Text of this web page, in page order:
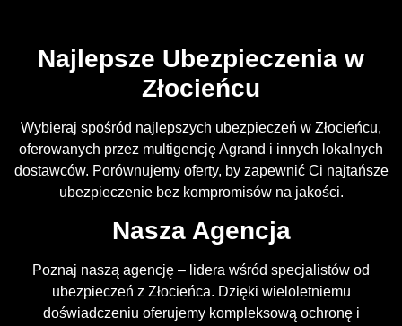
Najlepsze Ubezpieczenia w
Złocieńcu
Wybieraj spośród najlepszych ubezpieczeń w Złocieńcu,
oferowanych przez multigencję Agrand i innych lokalnych
dostawców. Porównujemy oferty, by zapewnić Ci najtańsze
ubezpieczenie bez kompromisów na jakości.
Nasza Agencja
Poznaj naszą agencję – lidera wśród specjalistów od
ubezpieczeń z Złocieńca. Dzięki wieloletniemu
doświadczeniu oferujemy kompleksową ochronę i